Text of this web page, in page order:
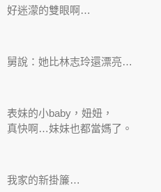
好迷濛的雙眼啊…
舅說：她比林志玲還漂亮…
表妹的小baby，妞妞，
真快啊…妹妹也都當媽了。
我家的新掛簾…